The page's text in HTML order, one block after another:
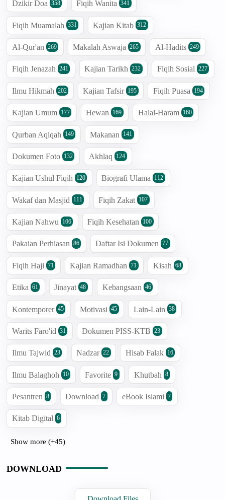
Dzikir Doa 358 Fiqih Wanita 341
Fiqih Muamalah 331 Kajian Kitab 312
Al-Qur'an 269 Makalah Aswaja 265 Al-Hadits 249
Fiqih Jenazah 241 Kajian Tarikh 232 Fiqih Sosial 227
Ilmu Hikmah 202 Kajian Tafsir 195 Fiqih Puasa 194
Kajian Umum 177 Hewan 169 Halal-Haram 160
Qurban Aqiqah 149 Makanan 141
Dokumen Foto 132 Akhlaq 124
Kajian Ushul Fiqih 120 Biografi Ulama 112
Wakaf dan Masjid 111 Fiqih Zakat 107
Kajian Nahwu 106 Fiqih Kesehatan 100
Pakaian Perhiasan 86 Daftar Isi Dokumen 77
Fiqih Haji 71 Kajian Ramadhan 71 Kisah 68
Etika 61 Jinayat 48 Kebangsaan 46
Kontemporer 45 Motivasi 45 Lain-Lain 38
Warits Faro'id 31 Dokumen PISS-KTB 23
Ilmu Tajwid 23 Nadzar 22 Hisab Falak 16
Ilmu Balaghoh 10 Favorite 9 Khutbah 8
Pesantren 8 Download 7 eBook Islami 7
Kitab Digital 6
Show more (+45)
DOWNLOAD